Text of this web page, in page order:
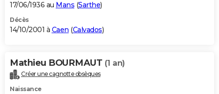
17/06/1936 au Mans (Sarthe)
Décès
14/10/2001 à Caen (Calvados)
Mathieu BOURMAUT (1 an)
Créer une cagnotte obsèques
Naissance